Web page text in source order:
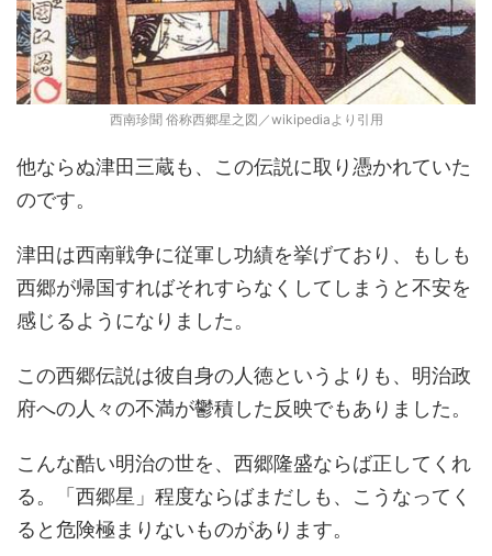
西南珍聞 俗称西郷星之図／wikipediaより引用
他ならぬ津田三蔵も、この伝説に取り憑かれていた
のです。
津田は西南戦争に従軍し功績を挙げており、もしも
西郷が帰国すればそれすらなくしてしまうと不安を
感じるようになりました。
この西郷伝説は彼自身の人徳というよりも、明治政
府への人々の不満が鬱積した反映でもありました。
こんな酷い明治の世を、西郷隆盛ならば正してくれ
る。「西郷星」程度ならばまだしも、こうなってく
ると危険極まりないものがあります。